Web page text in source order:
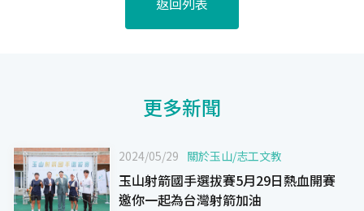
更多新聞
2024/05/29 關於玉山/志工文教
玉山射箭國手選拔賽5月29日熱血開賽
邀你一起為台灣射箭加油